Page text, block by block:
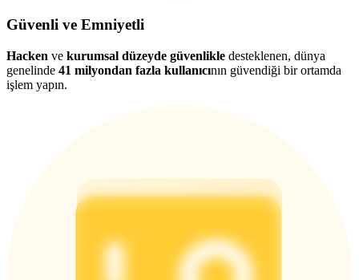
Güvenli ve Emniyetli
Hacken ve kurumsal düzeyde güvenlikle desteklenen, dünya
genelinde 41 milyondan fazla kullanıcının güvendiği bir ortamda
işlem yapın.